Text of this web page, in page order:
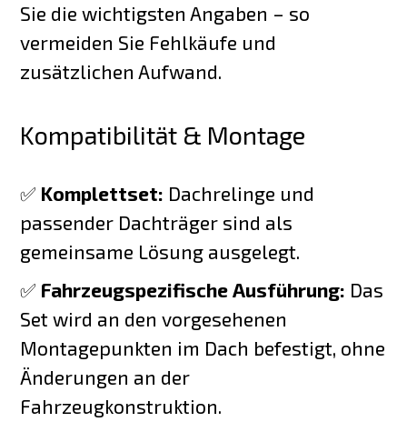
Sie die wichtigsten Angaben – so
vermeiden Sie Fehlkäufe und
zusätzlichen Aufwand.
Kompatibilität & Montage
✅ Komplettset: Dachrelinge und
passender Dachträger sind als
gemeinsame Lösung ausgelegt.
✅ Fahrzeugspezifische Ausführung: Das
Set wird an den vorgesehenen
Montagepunkten im Dach befestigt, ohne
Änderungen an der
Fahrzeugkonstruktion.